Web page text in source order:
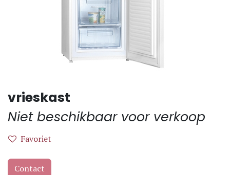
vrieskast
Niet beschikbaar voor verkoop
Favoriet
Contact